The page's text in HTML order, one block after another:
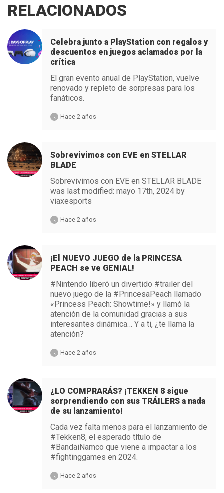
RELACIONADOS
Celebra junto a PlayStation con regalos y
descuentos en juegos aclamados por la
crítica
El gran evento anual de PlayStation, vuelve
renovado y repleto de sorpresas para los
fanáticos.
Hace 2 años
Sobrevivimos con EVE en STELLAR
BLADE
Sobrevivimos con EVE en STELLAR BLADE
was last modified: mayo 17th, 2024 by
viaxesports
Hace 2 años
¡El NUEVO JUEGO de la PRINCESA
PEACH se ve GENIAL!
#Nintendo liberó un divertido #trailer del
nuevo juego de la #PrincesaPeach llamado
«Princess Peach: Showtime!» y llamó la
atención de la comunidad gracias a sus
interesantes dinámica… Y a ti, ¿te llama la
atención?
Hace 2 años
¿LO COMPRARÁS? ¡TEKKEN 8 sigue
sorprendiendo con sus TRÁILERS a nada
de su lanzamiento!
Cada vez falta menos para el lanzamiento de
#Tekken8, el esperado título de
#BandaiNamco que viene a impactar a los
#fightinggames en 2024.
Hace 2 años